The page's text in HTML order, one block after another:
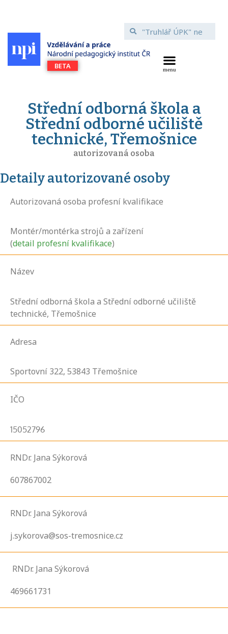
Střední odborná škola a
Střední odborné učiliště
technické, Třemošnice
autorizovaná osoba
Detaily autorizované osoby
Autorizovaná osoba profesní kvalifikace
Montér/montérka strojů a zařízení
(detail profesní kvalifikace)
Název
Střední odborná škola a Střední odborné učiliště
technické, Třemošnice
Adresa
Sportovní 322, 53843 Třemošnice
IČO
15052796
RNDr. Jana Sýkorová
607867002
RNDr. Jana Sýkorová
j.sykorova@sos-tremosnice.cz
RNDr. Jana Sýkorová
469661731